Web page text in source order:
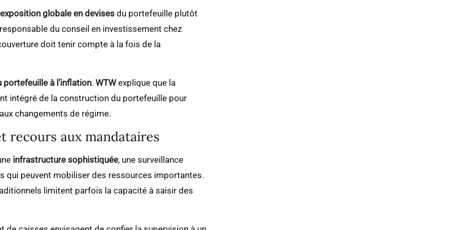
exposition globale en devises du portefeuille plutôt
du conseil en investissement chez
doit tenir compte à la fois de la
à l’inflation. WTWexplique que la
intégré de la construction du portefeuille pour
changements de régime.
recours aux mandataires
infrastructure sophistiquée, une surveillance
qui peuvent mobiliser des ressources importantes.
limitent parfois la capacité à saisir des